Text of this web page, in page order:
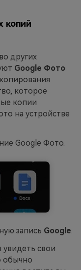
копий
других
Google Фото
которое
копии
на устройстве
Google Фото.
запись Google.
свои
обычно